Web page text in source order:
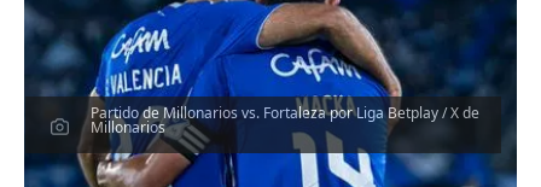
Partido de Millonarios vs. Fortaleza por Liga Betplay / X de
Millonarios
Escucha el artículo